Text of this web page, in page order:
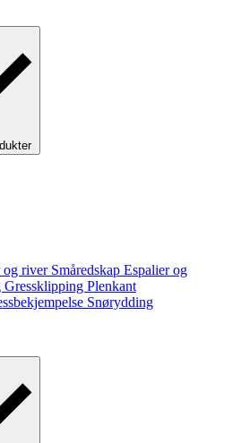
og river Småredskap Espalier og
Gressklipping Plenkant
Snørydding